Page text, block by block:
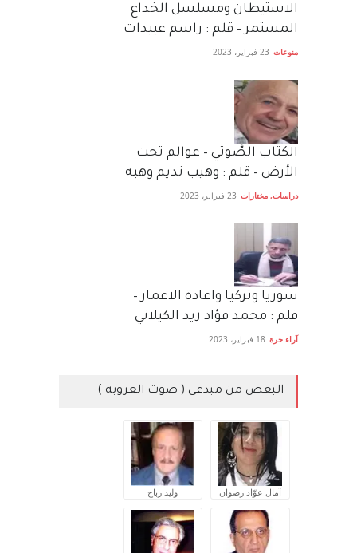
الاستيطان ومسلسل الخداع
المستمر – قلم : راسم عبيدات
منوعات 23 فبراير، 2023
الكتاب الصَّوتي – عوالم تحت
الأرض – قلم : وهيب نديم وهبه
دراسات, مختارات 23 فبراير، 2023
سوريا وتركيا واعادة الاعمار –
قلم : محمد فؤاد زيد الكيلاني
آراء حرة 18 فبراير، 2023
البعض من مبدعي ( صوت العروبة )
آمال عوّاد رضوان وليد رباح